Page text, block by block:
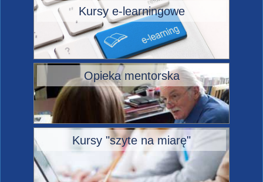
Kursy e-learningowe
Opieka mentorska
Kursy "szyte na miarę"